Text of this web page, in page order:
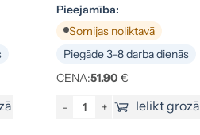
Pieejamība:
Somijas noliktavā
Piegāde 3–8 darba dienās
CENA:51.90 €
- + Ielikt grozā